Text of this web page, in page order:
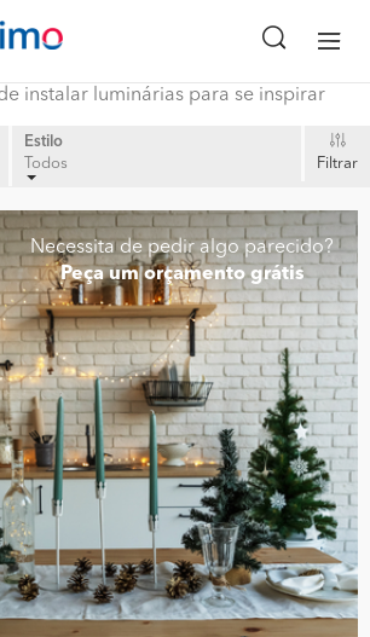
instalar luminárias para se inspirar
Estilo
Todos
Filtrar
Necessita de pedir algo parecido?
Peça um orçamento grátis